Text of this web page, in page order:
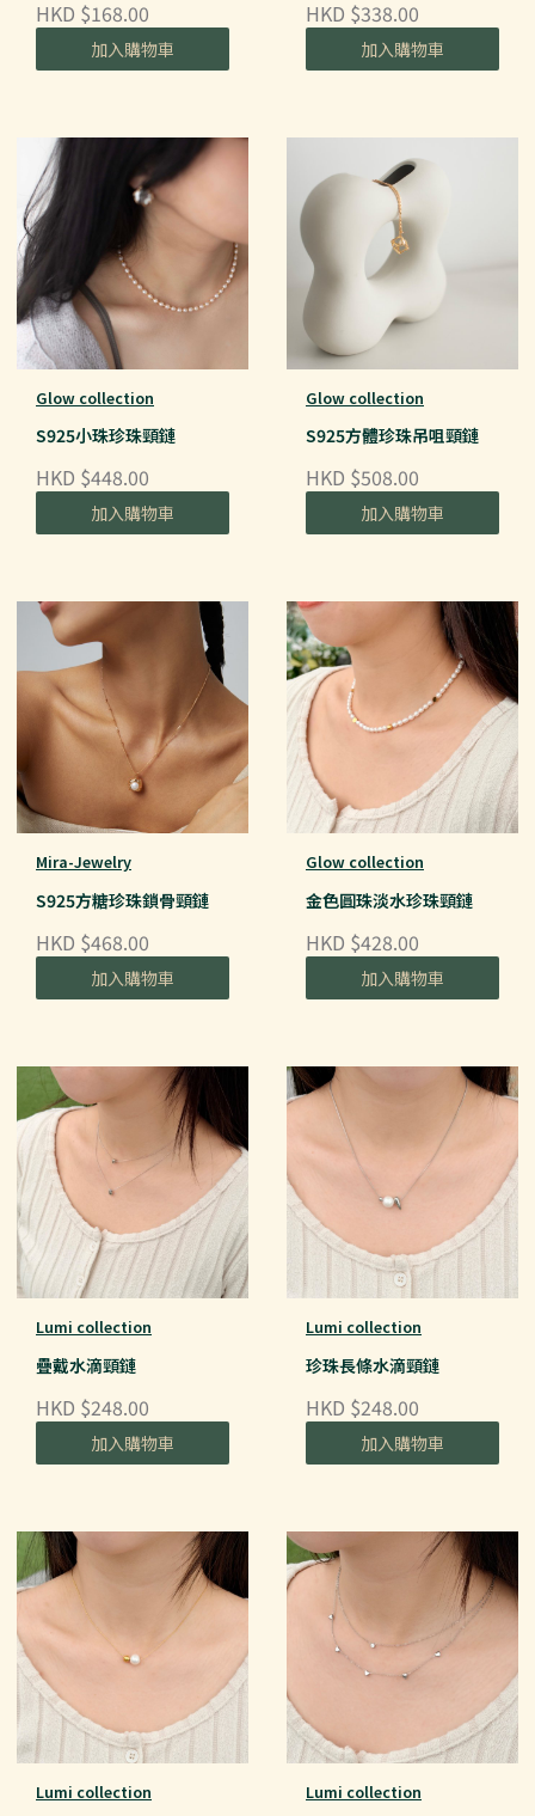
HKD $168.00
加入購物車
HKD $338.00
加入購物車
Glow collection
S925小珠珍珠頸鏈
HKD $448.00
加入購物車
Glow collection
S925方體珍珠吊咀頸鏈
HKD $508.00
加入購物車
Mira-Jewelry
S925方糖珍珠鎖骨頸鏈
HKD $468.00
加入購物車
Glow collection
金色圓珠淡水珍珠頸鏈
HKD $428.00
加入購物車
Lumi collection
疊戴水滴頸鏈
HKD $248.00
加入購物車
Lumi collection
珍珠長條水滴頸鏈
HKD $248.00
加入購物車
Lumi collection Lumi collection